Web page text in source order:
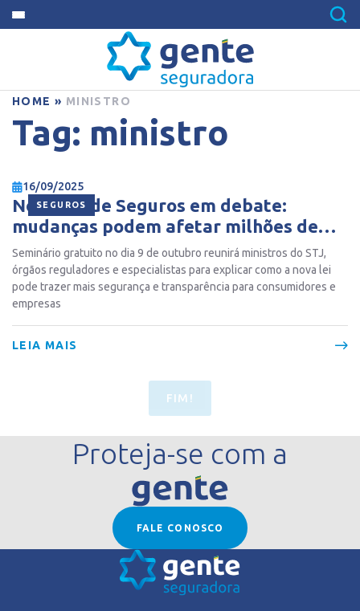
HOME » MINISTRO
Tag: ministro
SEGUROS
16/09/2025
Nova Lei de Seguros em debate:
mudanças podem afetar milhões de
contratos
Seminário gratuito no dia 9 de outubro reunirá ministros do STJ,
órgãos reguladores e especialistas para explicar como a nova lei
pode trazer mais segurança e transparência para consumidores e
empresas
LEIA MAIS
FIM!
Proteja-se com a
FALE CONOSCO